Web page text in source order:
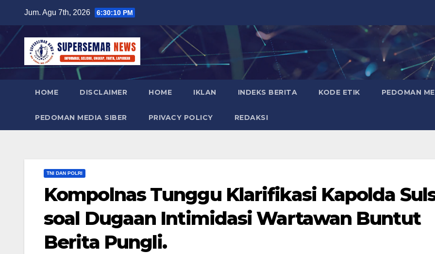
content
Jum. Agu 7th, 2026 6:30:11 PM
HOME DISCLAIMER HOME IKLAN INDEKS BERITA KODE ETIK PEDOMAN
PEDOMAN MEDIA SIBER PRIVACY POLICY REDAKSI
TNI DAN POLRI
Kompolnas Tunggu Klarifikasi Kapolda
soal Dugaan Intimidasi Wartawan Buntut
Berita Pungli.